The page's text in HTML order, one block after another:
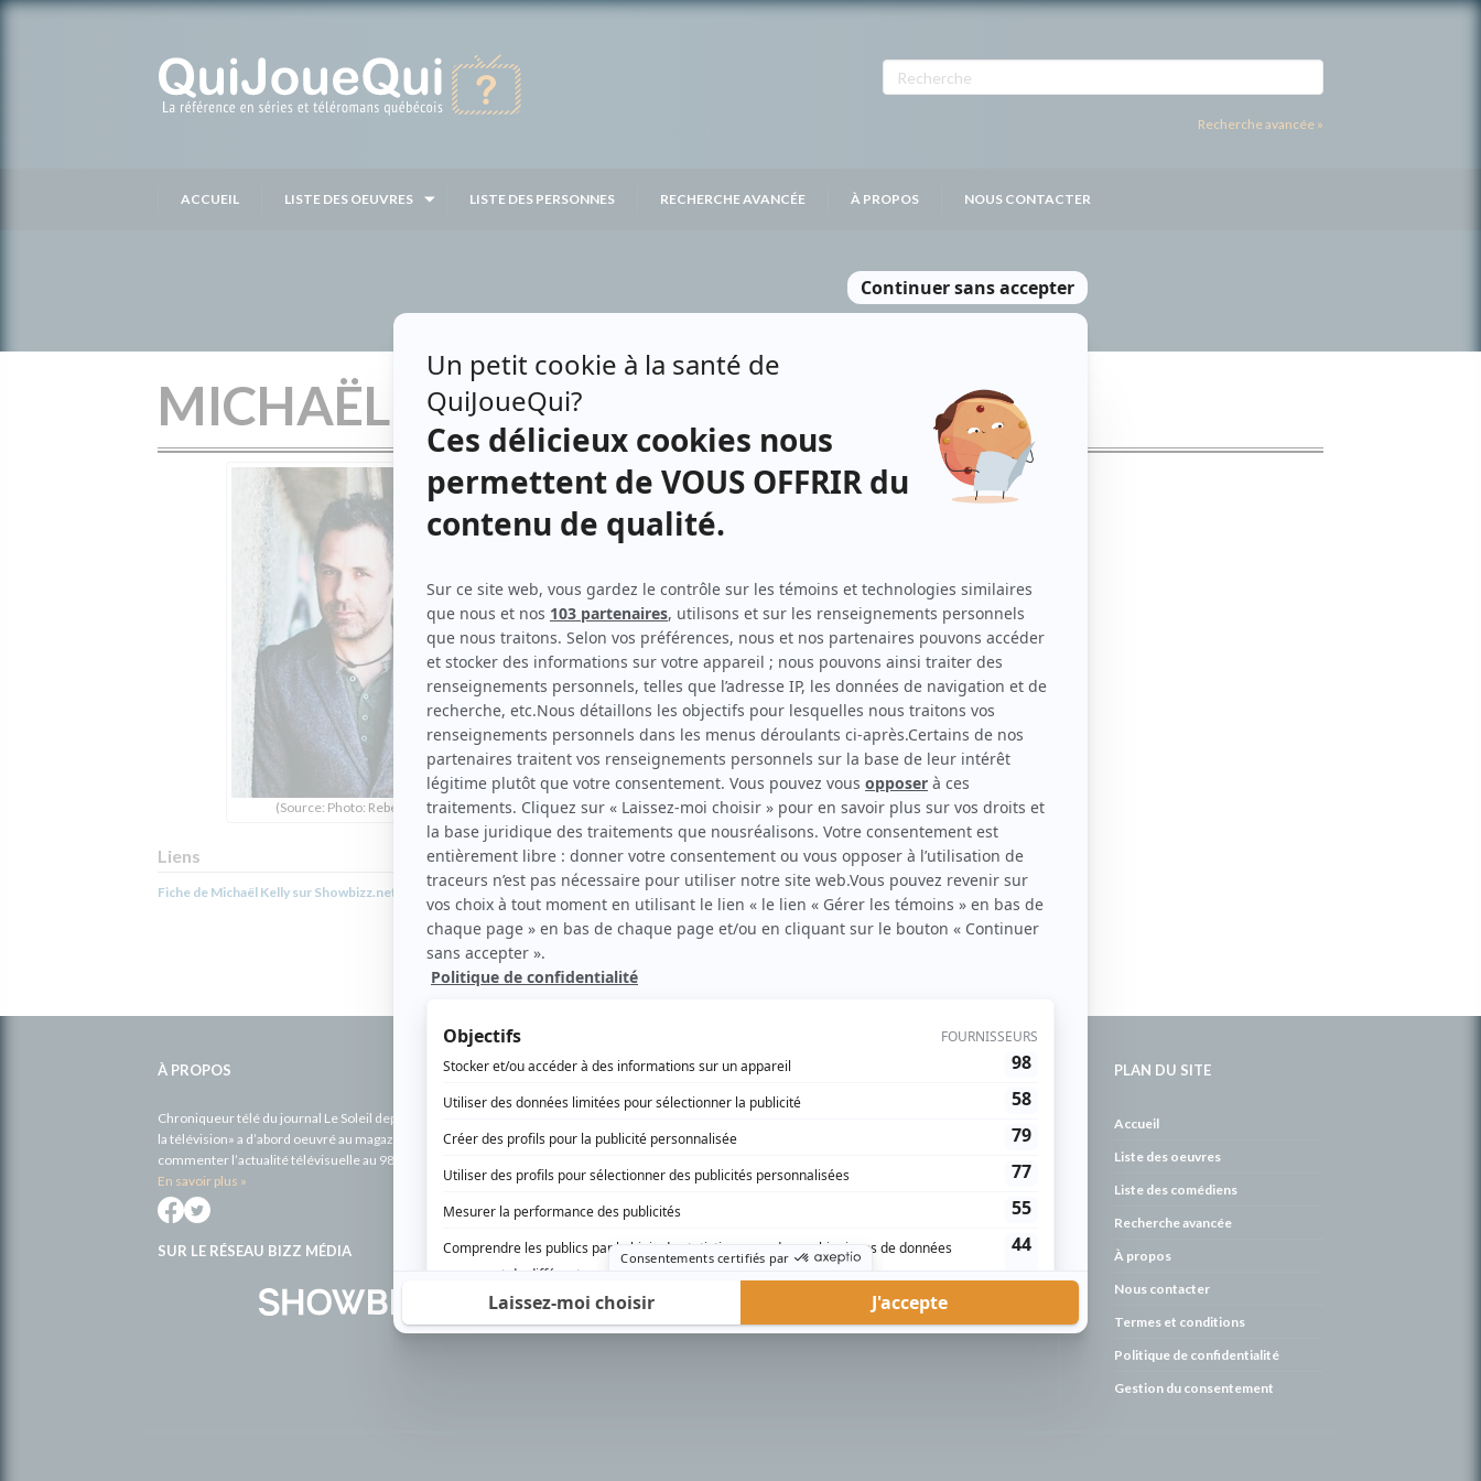
Recherche avancée »
ACCUEIL LISTE DES OEUVRES LISTE DES PERSONNES RECHERCHE AVANCÉE À PROPOS NOUS CONTACTER
MICHAËL KELLY
(Source: Photo: Rebel)
Liens
Fiche de Michaël Kelly sur Showbizz.net
Personnages
Indéfendable( Clément Sirois
À coeur battant (2023)
Mémoires vives(Fred2017)
Unité 9
Constable spécial
30 vies(Sébastien Vigneault2015
Yamaska(Alain Gagnon)
Nos étés(Sergent Cloutier)
Lance et compte I-II-III(Jacques Asselin1988)
À PROPOS
Chroniqueur télé du journal Le Soleil depuis 2001, Richard Therrien carbure à son petit écran. Celui qu’on surnomme parfois «l’encyclopédie de
la télévision» a d’abord oeuvré au magazine TV Hebdo de 1996 à 2001. Sa spécialité: la télé québécoise. On peut l’entendre régulièrement
commenter l’actualité télévisuelle au 98,5.
En savoir plus »
SUR LE RÉSEAU BIZZ MÉDIA
PLAN DU SITE
Accueil
Liste des oeuvres
Liste des comédiens
Recherche avancée
À propos
Nous contacter
Termes et conditions
Politique de confidentialité
Gestion du consentement